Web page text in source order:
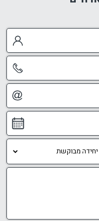
מהמטבח, דבר שמוסיף
עבור משפחות רבות,
מרחב מוגן הוא נתון
ולחופשות
להתאים גם
מראש. בזכות השטח
מבנה האירוח
בין אזורי הפנים